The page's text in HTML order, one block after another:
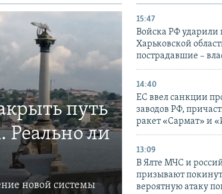
путь
ли
новой системы
15:47
Войска РФ ударили
Харьковской
пострадавшие –
14:40
ЕС ввел санкции
заводов РФ,
ракет «Сармат» и
13:09
В Ялте МЧС и
призывают
вероятную атаку